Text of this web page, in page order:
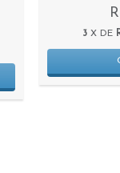
3 X DE